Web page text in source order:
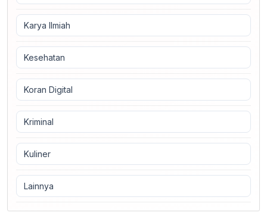
Karya Ilmiah
Kesehatan
Koran Digital
Kriminal
Kuliner
Lainnya